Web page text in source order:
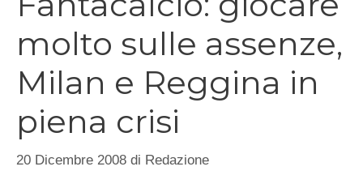
molto sulle assenze,
Milan e Reggina in
piena crisi
20 Dicembre 2008 di Redazione